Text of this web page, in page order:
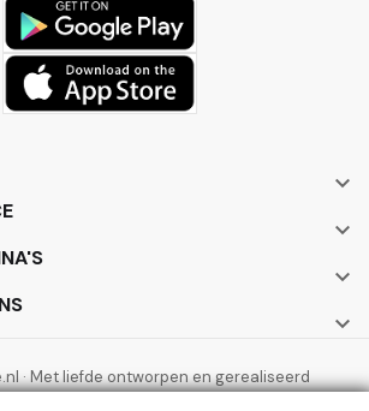




· Met liefde ontworpen en gerealiseerd